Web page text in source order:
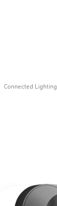
Connected Lighting